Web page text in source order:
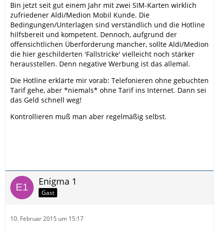
Bin jetzt seit gut einem Jahr mit zwei SIM-Karten wirklich
zufriedener Aldi/Medion Mobil Kunde. Die
Bedingungen/Unterlagen sind verständlich und die Hotline
hilfsbereit und kompetent. Dennoch, aufgrund der
offensichtlichen Überforderung mancher, sollte Aldi/Medion
die hier geschilderten 'Fallstricke' vielleicht noch stärker
herausstellen. Denn negative Werbung ist das allemal.
Die Hotline erklärte mir vorab: Telefonieren ohne gebuchten
Tarif gehe, aber *niemals* ohne Tarif ins Internet. Dann sei
das Geld schnell weg!
Kontrollieren muß man aber regelmäßig selbst.
Enigma 1
Gast
10. Februar 2015 um 15:17